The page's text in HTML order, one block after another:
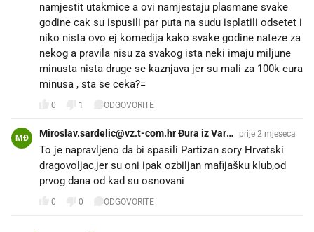
namjestit utakmice a ovi namjestaju plasmane svake
godine cak su ispusili par puta na sudu isplatili odsetet i
niko nista ovo ej komedija kako svake godine nateze za
nekog a pravila nisu za svakog ista neki imaju miljune
minusta nista druge se kaznjava jer su mali za 100k eura
minusa , sta se ceka?=
0 1 ODGOVORITE
MĐ
Miroslav.sardelic@vz.t-com.hr Đura iz Vara
ždina
prije 2 mjeseca
To je napravljeno da bi spasili Partizan sory Hrvatski
dragovoljac,jer su oni ipak ozbiljan mafijašku klub,od
prvog dana od kad su osnovani
0 0 ODGOVORITE